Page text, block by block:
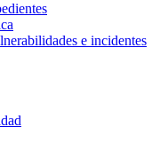
e incidentes